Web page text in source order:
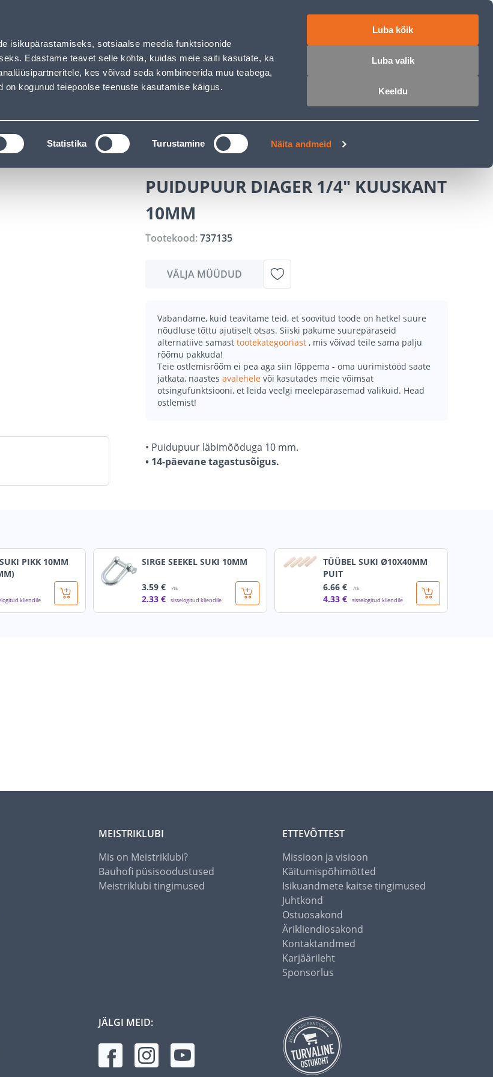
isikupärastamiseks, sotsiaalse meedia funktsioonide
Edastame teavet selle kohta, kuidas meie saiti kasutate, ka
kes võivad seda kombineerida muu teabega,
on kogunud teiepoolse teenuste kasutamise käigus.
Statistika Turustamine Näita andmeid
Luba kõik
Luba valik
Keeldu
ETRUEN
OTSI Logi sisse Ostukorv
MEISTRIKLUBI BLOGI
Tööriistatarvikud Puurid ja trelli tarvikud PUIDUPUUR DIAGER 1/4" KUUSKANT 10MM
PUIDUPUUR DIAGER 1/4" KUUSKANT
10MM
Tootekood:737135
VÄLJA MÜÜDUD
Vabandame, kuid teavitame teid, et soovitud toode on hetkel suure
nõudluse tõttu ajutiselt otsas. Siiski pakume suurepäraseid
alternatiive samast tootekategooriast , mis võivad teile sama palju
rõõmu pakkuda!
Teie ostlemisrõõm ei pea aga siin lõppema - oma uurimistööd saate
jätkata, naastes avalehele või kasutades meie võimsat
otsingufunktsiooni, et leida veelgi meelepärasemad valikuid. Head
ostlemist!
• Puidupuur läbimõõduga 10 mm.
• 14-päevane tagastusõigus.
PIKK 10MM
kliendile
SIRGE SEEKEL SUKI 10MM
3.59 € /tk
2.33 € sisselogitud kliendile
TÜÜBEL SUKI Ø10X40MM
PUIT
6.66 € /tk
4.33 € sisselogitud kliendile
MEISTRIKLUBI
Mis on Meistriklubi?
Bauhofi püsisoodustused
Meistriklubi tingimused
ETTEVÕTTEST
Missioon ja visioon
Käitumispõhimõtted
Isikuandmete kaitse tingimused
Juhtkond
Ostuosakond
Ärikliendiosakond
Kontaktandmed
Karjäärileht
Sponsorlus
JÄLGI MEID: